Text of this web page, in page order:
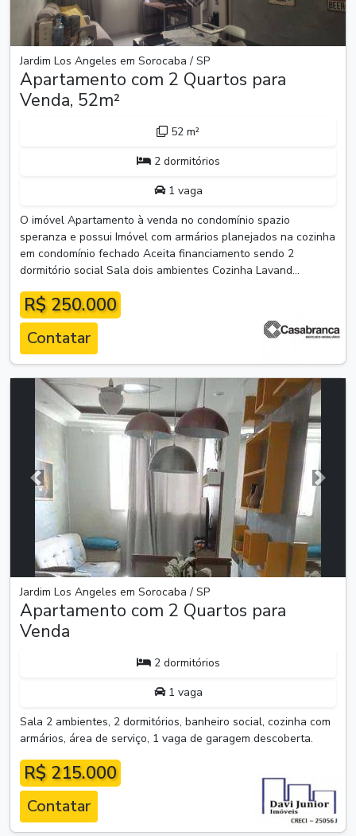
Jardim Los Angeles em Sorocaba / SP
Apartamento com 2 Quartos para
Venda, 52m²
52 m²
2 dormitórios
1 vaga
O imóvel Apartamento à venda no condomínio spazio
speranza e possui Imóvel com armários planejados na cozinha
em condomínio fechado Aceita financiamento sendo 2
dormitório social Sala dois ambientes Cozinha Lavand...
R$ 250.000
Contatar
Anterior
Jardim Los Angeles em Sorocaba / SP
Apartamento com 2 Quartos para
Venda
2 dormitórios
1 vaga
Sala 2 ambientes, 2 dormitórios, banheiro social, cozinha com
armários, área de serviço, 1 vaga de garagem descoberta.
R$ 215.000
Contatar